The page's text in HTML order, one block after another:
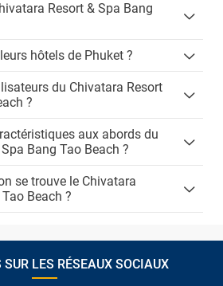
Resort & Spa Bang
hôtels de Phuket ?
du Chivatara Resort
?
aux abords du
Bang Tao Beach ?
se trouve le Chivatara
Beach ?
LES RÉSEAUX SOCIAUX